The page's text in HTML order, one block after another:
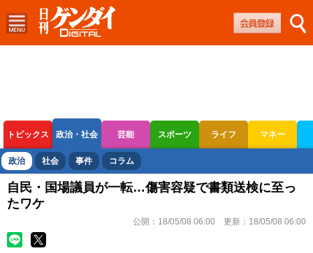
トピックス 政治・社会 芸能 スポーツ ライフ マネー
ボートレース 競輪 オートレース
政治 社会 事件 コラム
自民・国場議員が一転…傷害容疑で書類送検に至っ
たワケ
公開： 18/05/08 06:00 更新： 18/05/08 06:00